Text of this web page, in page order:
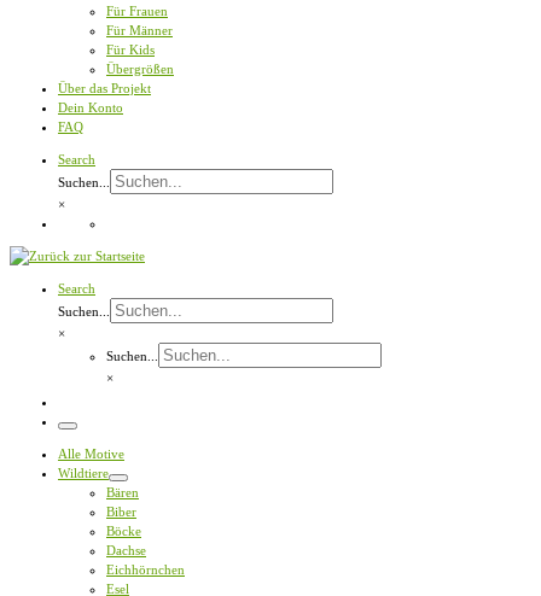
Für Frauen
Für Männer
Für Kids
Übergrößen
Über das Projekt
Dein Konto
FAQ
Search
Suchen...
×
Search
Suchen...
×
Suchen...
×
Menü
Alle Motive
Wildtiere
Bären
Biber
Böcke
Dachse
Eichhörnchen
Esel